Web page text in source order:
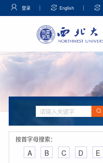
登录 English
按首字母搜索：
A B C D E